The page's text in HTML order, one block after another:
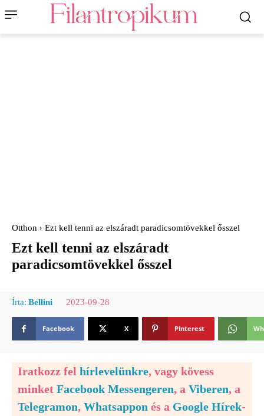
Otthon Ezt kell tenni az elszáradt paradicsomtövekkel ősszel
Ezt kell tenni az elszáradt
paradicsomtövekkel ősszel
Írta: Bellini 2023-09-28
Facebook X Pinterest
Iratkozz fel hírlevelünkre, vagy kövess
minket Facebook Messengeren, a Viberen, a
Telegramon, Whatsappon és a Google Hírek-